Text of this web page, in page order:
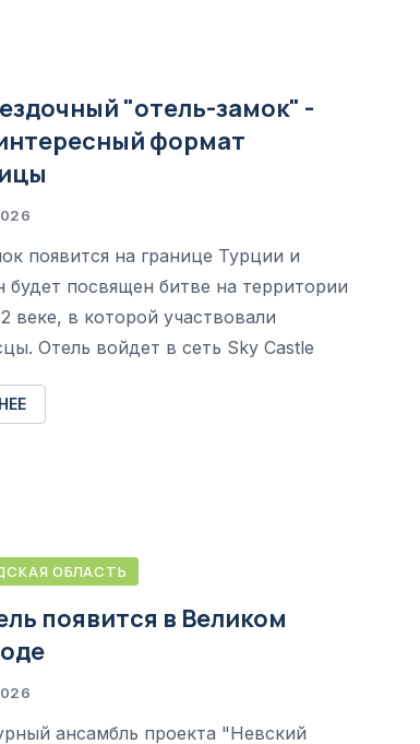
"отель-замок" -
формат
появится на границе Турции и
будет посвящен битве на территории
веке, в которой участвовали
Отель войдет в сеть Sky Castle
ОБЛАСТЬ
появится в Великом
ансамбль проекта "Невский